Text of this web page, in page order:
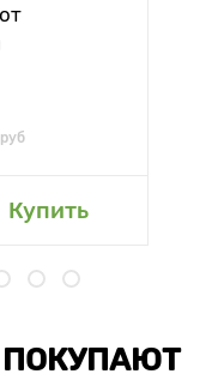
руб
Купить